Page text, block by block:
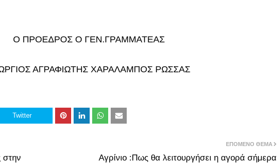
Ο ΠΡΟΕΔΡΟΣ Ο ΓΕΝ.ΓΡΑΜΜΑΤΕΑΣ
ΑΓΡΑΦΙΩΤΗΣ ΧΑΡΑΛΑΜΠΟΣ ΡΩΣΣΑΣ
Twitter
ΕΠΌΜΕΝΟ ΘΈΜΑ
Αγρίνιο :Πως θα λειτουργήσει η αγορά σήμερα
στην